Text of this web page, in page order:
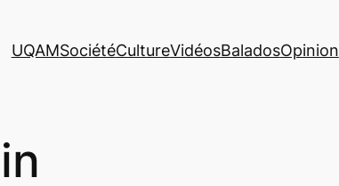
UQAMSociétéCultureVidéosBaladosOpinion